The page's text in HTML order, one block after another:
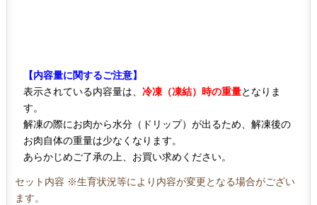
【内容量に関するご注意】
表示されている内容量は、冷凍（凍結）時の重量となりま
す。
解凍の際にお肉から水分（ドリップ）が出るため、解凍後の
お肉自体の重量は少なくなります。
あらかじめご了承の上、お買い求めください。
セット内容 ※生育状況等により内容が変更となる場合がござい
ます。